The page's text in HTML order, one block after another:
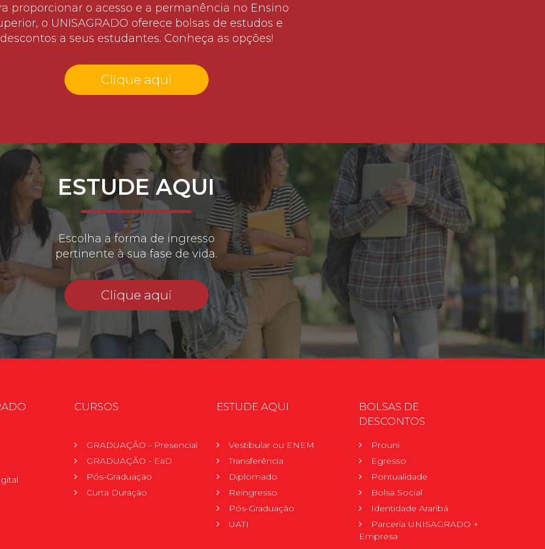
proporcionar o acesso e a permanência no Ensino
o UNISAGRADO oferece bolsas de estudos e
descontos a seus estudantes. Conheça as opções!
Clique aqui
ESTUDE AQUI
Escolha a forma de ingresso
pertinente à sua fase de vida.
Clique aqui
CURSOS
GRADUAÇÃO - Presencial
GRADUAÇÃO - EaD
Pós-Graduação
Curta Duração
ESTUDE AQUI
Vestibular ou ENEM
Transferência
Diplomado
Reingresso
Pós-Graduação
UATI
BOLSAS DE
DESCONTOS
Prouni
Egresso
Pontualidade
Bolsa Social
Identidade Araribá
Parceria UNISAGRADO +
Empresa